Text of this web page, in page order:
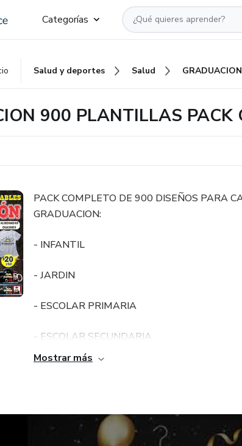
Categorías
Salud y deportes Salud
900 PLANTILLAS PACK
PACK COMPLETO DE 900 DISEÑOS PARA
GRADUACION:
- INFANTIL
- JARDIN
- ESCOLAR PRIMARIA
- ESCOLAR SECUNDARIA
FORMATO PSD,COREL DRAW,ILLUSTRATOR,
Mostrar más